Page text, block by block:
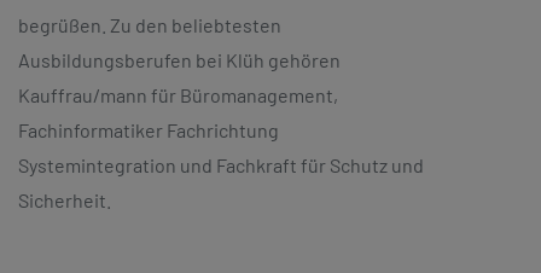
begrüßen. Zu den beliebtesten
Ausbildungsberufen bei Klüh gehören
Kauffrau/mann für Büromanagement,
Fachinformatiker Fachrichtung
Systemintegration und Fachkraft für Schutz und
Sicherheit.